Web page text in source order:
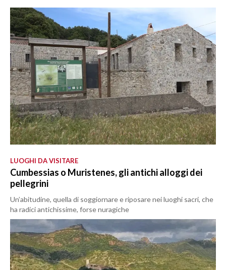
LUOGHI DA VISITARE
Cumbessias o Muristenes, gli antichi alloggi dei
pellegrini
Un’abitudine, quella di soggiornare e riposare nei luoghi sacri, che
ha radici antichissime, forse nuragiche